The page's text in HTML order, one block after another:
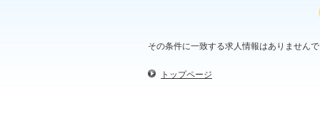
その条件に一致する求人情報はありません
トップページ